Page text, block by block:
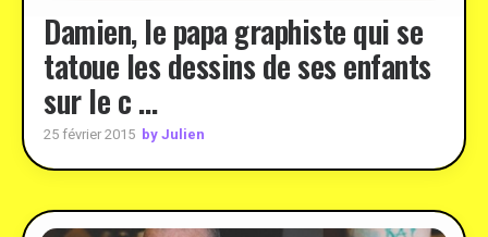
Damien, le papa graphiste qui se
tatoue les dessins de ses enfants
sur le c …
25 février 2015 by Julien